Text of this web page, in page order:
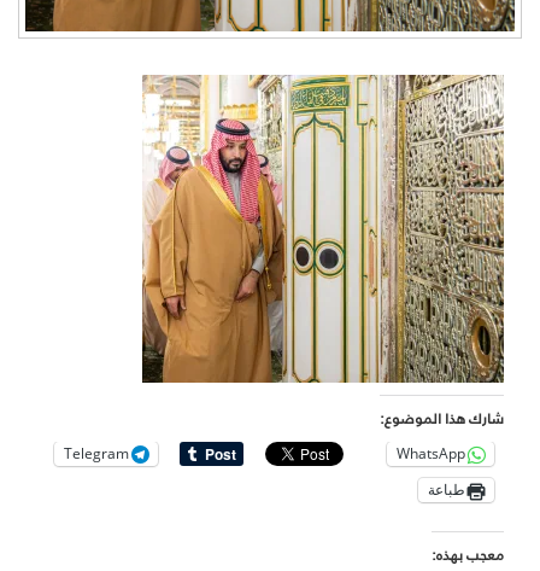
شارك هذا الموضوع:
WhatsApp
Telegram
طباعة
معجب بهذه: